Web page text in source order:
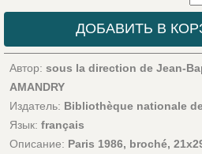
ДОБАВИТЬ В
Автор: sous la direction de Jean-
AMANDRY
Издатель: Bibliothèque nationale
Язык: français
Описание: Paris 1986, broché,